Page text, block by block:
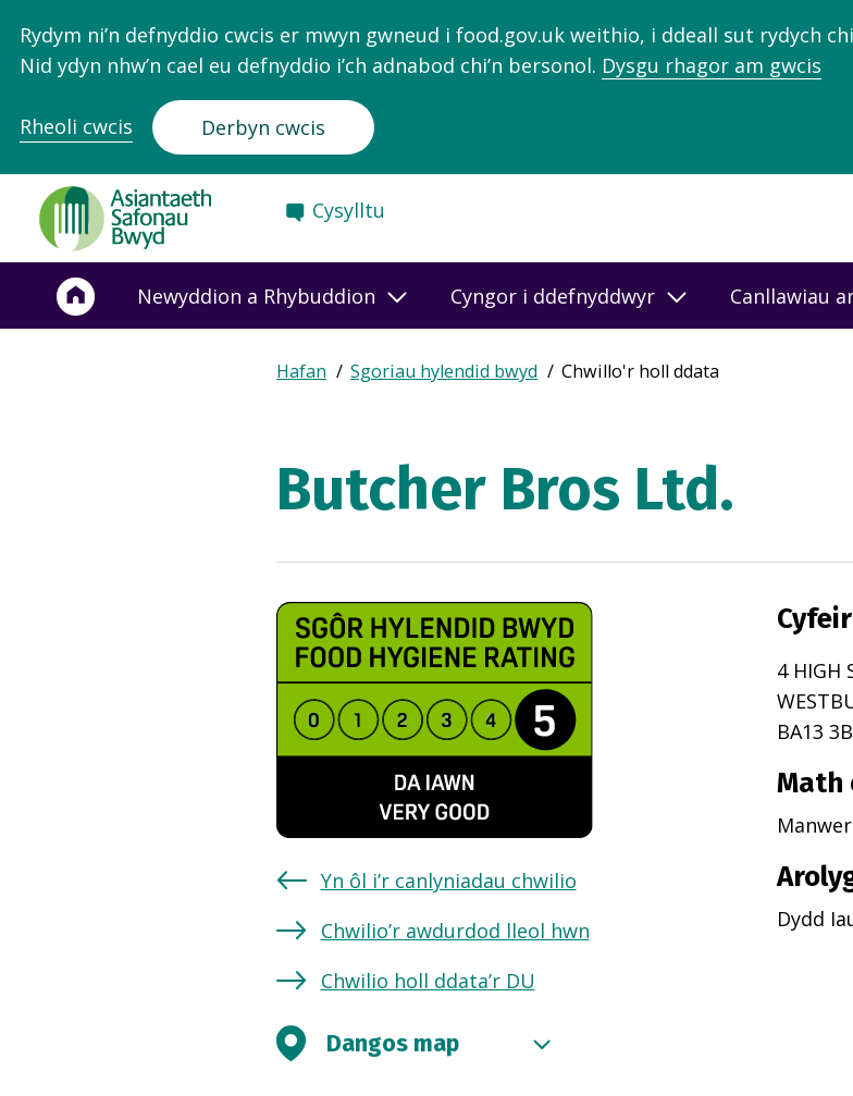
Rydym ni’n defnyddio cwcis er mwyn gwneud i food.gov.uk weithio, i ddeall sut rydych
Nid ydyn nhw’n cael eu defnyddio i’ch adnabod chi’n bersonol. Dysgu rhagor am gwcis
Rheoli cwcis Derbyn cwcis
Food
Standards
Agency
Frontpage
Cysylltu
Newyddion a Rhybuddion Cyngor i ddefnyddwyr Canllawiau
Breadcrumb
Expand
breadcrumb
Hafan Sgoriau hylendid bwyd Chwillo'r holl ddata
Butcher Bros Ltd.
Yn ôl i’r canlyniadau chwilio
Chwilio’r awdurdod lleol hwn
Chwilio holl ddata’r DU
4 HIGH
BA13
Math
Dydd
Dangos map